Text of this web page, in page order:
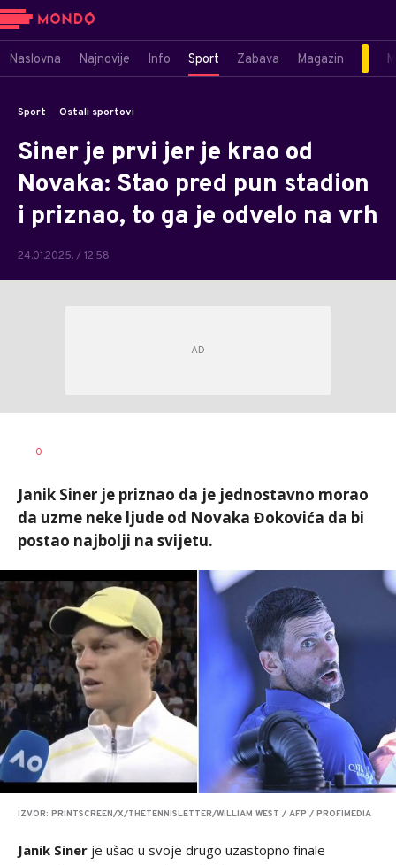
Naslovna Najnovije Info Sport Zabava Magazin
Sport Ostali sportovi
Siner je prvi jer je krao od
Novaka: Stao pred pun stadion
i priznao, to ga je odvelo na vrh
24.01.2025. / 12:58
AUTOR
0
Janik Siner je priznao da je jednostavno morao
da uzme neke ljude od Novaka Đokovića da bi
postao najbolji na svijetu.
IZVOR: PRINTSCREEN/X/THETENNISLETTER/WILLIAM WEST / AFP / PROFIMEDIA
Janik Siner je ušao u svoje drugo uzastopno finale